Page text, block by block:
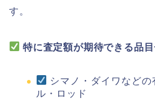
す。
特に査定額が期待できる品
シマノ・ダイワなど
ル・ロッド